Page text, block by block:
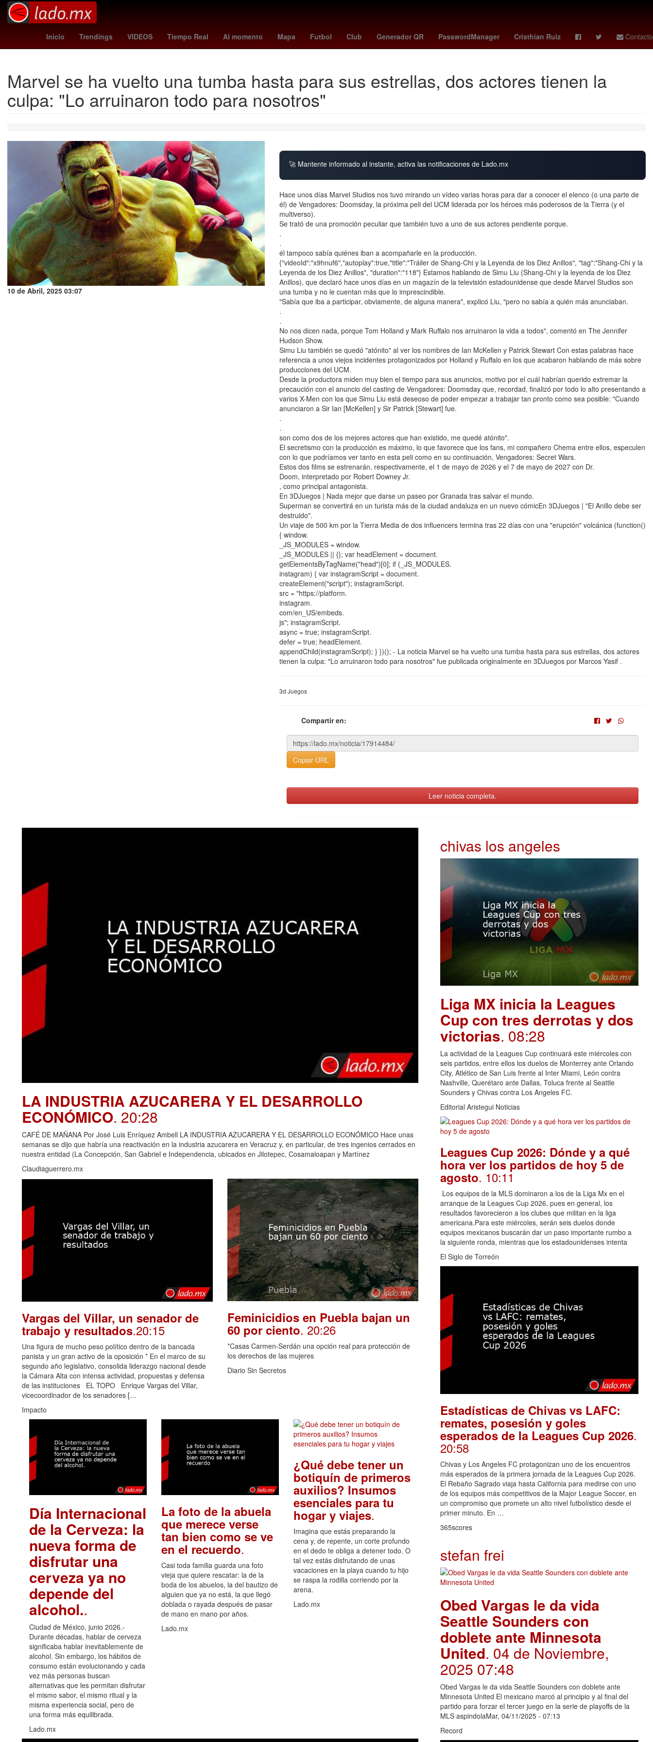
Inicio Trendings VIDEOS Tiempo Real Al momento Mapa Futbol Club Generador QR PasswordManager Cristhian Ruiz Contacto
China Calzada Zavaleta vincular linea Aguascalientes Senador Perú Pago Brasil Argentina Scotiabank
Marvel se ha vuelto una tumba hasta para sus estrellas, dos actores tienen la
culpa: "Lo arruinaron todo para nosotros"
10 de Abril, 2025 03:07
🚀 Mantente informado al instante, activa las notificaciones de Lado.mx
Hace unos días Marvel Studios nos tuvo mirando un vídeo varias horas para dar a conocer el elenco (o una parte de
él) de Vengadores: Doomsday, la próxima peli del UCM liderada por los héroes más poderosos de la Tierra (y el
multiverso).
Se trató de una promoción peculiar que también tuvo a uno de sus actores pendiente porque.
.
.
él tampoco sabía quiénes iban a acompañarle en la producción.
{"videoId":"x9hnuf6","autoplay":true,"title":"Tráiler de Shang-Chi y la Leyenda de los Diez Anillos", "tag":"Shang-Chi y la
Leyenda de los Diez Anillos", "duration":"118"} Estamos hablando de Simu Liu (Shang-Chi y la leyenda de los Diez
Anillos), que declaró hace unos días en un magazín de la televisión estadounidense que desde Marvel Studios son
una tumba y no le cuentan más que lo imprescindible.
"Sabía que iba a participar, obviamente, de alguna manera", explicó Liu, "pero no sabía a quién más anunciaban.
.
.
No nos dicen nada, porque Tom Holland y Mark Ruffalo nos arruinaron la vida a todos", comentó en The Jennifer
Hudson Show.
Simu Liu también se quedó "atónito" al ver los nombres de Ian McKellen y Patrick Stewart Con estas palabras hace
referencia a unos viejos incidentes protagonizados por Holland y Ruffalo en los que acabaron hablando de más sobre
producciones del UCM.
Desde la productora miden muy bien el tiempo para sus anuncios, motivo por el cuál habrían querido extremar la
precaución con el anuncio del casting de Vengadores: Doomsday que, recordad, finalizó por todo lo alto presentando a
varios X-Men con los que Simu Liu está deseoso de poder empezar a trabajar tan pronto como sea posible: "Cuando
anunciaron a Sir Ian [McKellen] y Sir Patrick [Stewart] fue.
.
.
son como dos de los mejores actores que han existido, me quedé atónito".
El secretismo con la producción es máximo, lo que favorece que los fans, mi compañero Chema entre ellos, especulen
con lo que podríamos ver tanto en esta peli como en su continuación, Vengadores: Secret Wars.
Estos dos films se estrenarán, respectivamente, el 1 de mayo de 2026 y el 7 de mayo de 2027 con Dr.
Doom, interpretado por Robert Downey Jr.
, como principal antagonista.
En 3DJuegos | Nada mejor que darse un paseo por Granada tras salvar el mundo.
Superman se convertirá en un turista más de la ciudad andaluza en un nuevo cómicEn 3DJuegos | "El Anillo debe ser
destruido".
Un viaje de 500 km por la Tierra Media de dos influencers termina tras 22 días con una "erupción" volcánica (function()
{ window.
_JS_MODULES = window.
_JS_MODULES || {}; var headElement = document.
getElementsByTagName("head")[0]; if (_JS_MODULES.
instagram) { var instagramScript = document.
createElement("script"); instagramScript.
src = "https://platform.
instagram.
com/en_US/embeds.
js"; instagramScript.
async = true; instagramScript.
defer = true; headElement.
appendChild(instagramScript); } })(); - La noticia Marvel se ha vuelto una tumba hasta para sus estrellas, dos actores
tienen la culpa: "Lo arruinaron todo para nosotros" fue publicada originalmente en 3DJuegos por Marcos Yasif .
3d Juegos
Compartir en:
Copiar URL
Leer noticia completa.
LA INDUSTRIA AZUCARERA Y EL DESARROLLO
ECONÓMICO. 20:28
CAFÉ DE MAÑANA Por José Luis Enríquez Ambell LA INDUSTRIA AZUCARERA Y EL DESARROLLO ECONÓMICO Hace unas
semanas se dijo que habría una reactivación en la industria azucarera en Veracruz y, en particular, de tres ingenios cerrados en
nuestra entidad (La Concepción, San Gabriel e Independencia, ubicados en Jilotepec, Cosamaloapan y Martínez
Claudiaguerrero.mx
Vargas del Villar, un senador de
trabajo y resultados.20:15
Una figura de mucho peso político dentro de la bancada
panista y un gran activo de la oposición * En el marco de su
segundo año legislativo, consolida liderazgo nacional desde
la Cámara Alta con intensa actividad, propuestas y defensa
de las instituciones EL TOPO Enrique Vargas del Villar,
vicecoordinador de los senadores […
Impacto
Feminicidios en Puebla bajan un
60 por ciento. 20:26
*Casas Carmen-Serdán una opción real para protección de
los derechos de las mujeres
Diario Sin Secretos
Día Internacional
de la Cerveza: la
nueva forma de
disfrutar una
cerveza ya no
depende del
alcohol..
Ciudad de México, junio 2026.-
Durante décadas, hablar de cerveza
significaba hablar inevitablemente de
alcohol. Sin embargo, los hábitos de
consumo están evolucionando y cada
vez más personas buscan
alternativas que les permitan disfrutar
el mismo sabor, el mismo ritual y la
misma experiencia social, pero de
una forma más equilibrada.
Lado.mx
La foto de la abuela
que merece verse
tan bien como se ve
en el recuerdo.
Casi toda familia guarda una foto
vieja que quiere rescatar: la de la
boda de los abuelos, la del bautizo de
alguien que ya no está, la que llegó
doblada o rayada después de pasar
de mano en mano por años.
Lado.mx
¿Qué debe tener un
botiquín de primeros
auxilios? Insumos
esenciales para tu
hogar y viajes.
Imagina que estás preparando la
cena y, de repente, un corte profundo
en el dedo te obliga a detener todo. O
tal vez estás disfrutando de unas
vacaciones en la playa cuando tu hijo
se raspa la rodilla corriendo por la
arena.
Lado.mx
chivas los angeles
Liga MX inicia la Leagues
Cup con tres derrotas y dos
victorias. 08:28
La actividad de la Leagues Cup continuará este miércoles con
seis partidos, entre ellos los duelos de Monterrey ante Orlando
City, Atlético de San Luis frente al Inter Miami, León contra
Nashville, Querétaro ante Dallas, Toluca frente al Seattle
Sounders y Chivas contra Los Angeles FC.
Editorial Aristegui Noticias
Leagues Cup 2026: Dónde y a qué
hora ver los partidos de hoy 5 de
agosto. 10:11
Los equipos de la MLS dominaron a los de la Liga Mx en el
arranque de la Leagues Cup 2026, pues en general, los
resultados favorecieron a los clubes que militan en la liga
americana.Para este miércoles, serán seis duelos donde
equipos mexicanos buscarán dar un paso importante rumbo a
la siguiente ronda, mientras que los estadounidenses intenta
El Siglo de Torreón
Estadísticas de Chivas vs LAFC:
remates, posesión y goles
esperados de la Leagues Cup 2026.
20:58
Chivas y Los Angeles FC protagonizan uno de los encuentros
más esperados de la primera jornada de la Leagues Cup 2026.
El Rebaño Sagrado viaja hasta California para medirse con uno
de los equipos más competitivos de la Major League Soccer, en
un compromiso que promete un alto nivel futbolístico desde el
primer minuto. En …
365scores
stefan frei
Obed Vargas le da vida
Seattle Sounders con
doblete ante Minnesota
United. 04 de Noviembre,
2025 07:48
Obed Vargas le da vida Seattle Sounders con doblete ante
Minnesota United El mexicano marcó al principio y al final del
partido para forzar el tercer juego en la serie de playoffs de la
MLS aspindolaMar, 04/11/2025 - 07:13
Record